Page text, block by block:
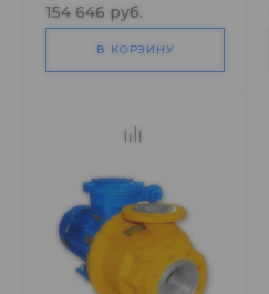
154 646 руб.
В КОРЗИНУ